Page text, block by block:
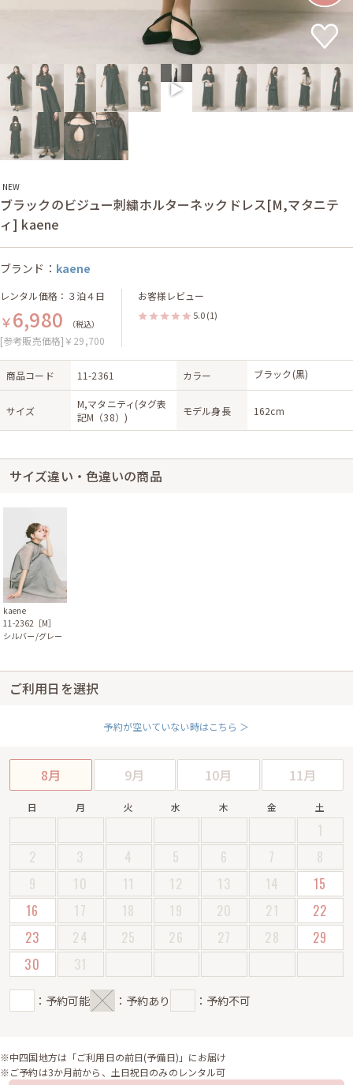
NEW
ブラックのビジュー刺繍ホルターネックドレス[M,マタニテ
ィ] kaene
ブランド： kaene
レンタル価格：３泊４日
￥6,980 （税込）
[参考販売価格]￥29,700
お客様レビュー
5.0 (1)
商品コード 11-2361 カラー ブラック(黒)
サイズ
M,マタニティ(タグ表
記M（38）)
モデル身長 162cm
サイズ違い・色違いの商品
kaene
11-2362［M］
シルバー/グレー
ご利用日を選択
予約が空いていない時はこちら ＞
8月 9月 10月 11月
日 月 火 水 木 金 土
1
2
3 4 5 6 7
8
9
10 11 12 13 14
15
16
17 18 19 20 21
22
23
24 25 26 27 28
29
30
31
：予約可能 ：予約あり ：予約不可
※中四国地方は「ご利用日の前日(予備日)」にお届け
※ご予約は3か月前から、土日祝日のみのレンタル可